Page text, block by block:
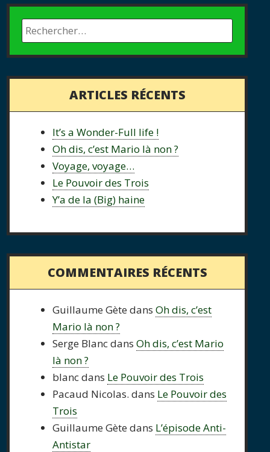
ARTICLES RÉCENTS
It’s a Wonder-Full life !
Oh dis, c’est Mario là non ?
Voyage, voyage…
Le Pouvoir des Trois
Y’a de la (Big) haine
COMMENTAIRES RÉCENTS
Guillaume Gète dansOh dis, c’est
Mario là non ?
Serge BlancdansOh dis, c’est Mario
là non ?
blancdans Le Pouvoir des Trois
Pacaud Nicolas. dans Le Pouvoir des
Trois
Guillaume Gète dans L’épisode Anti-
Antistar